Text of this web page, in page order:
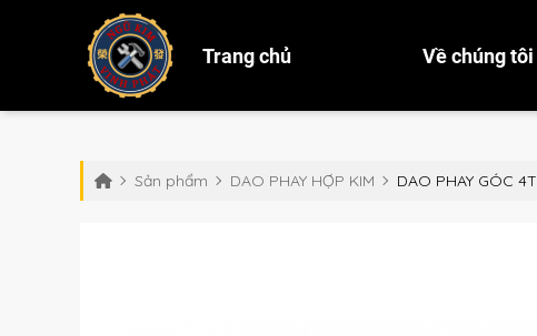
Trang chủ Về chúng tôi
Sản phẩm DAO PHAY HỢP KIM DAO PHAY GÓC 4T